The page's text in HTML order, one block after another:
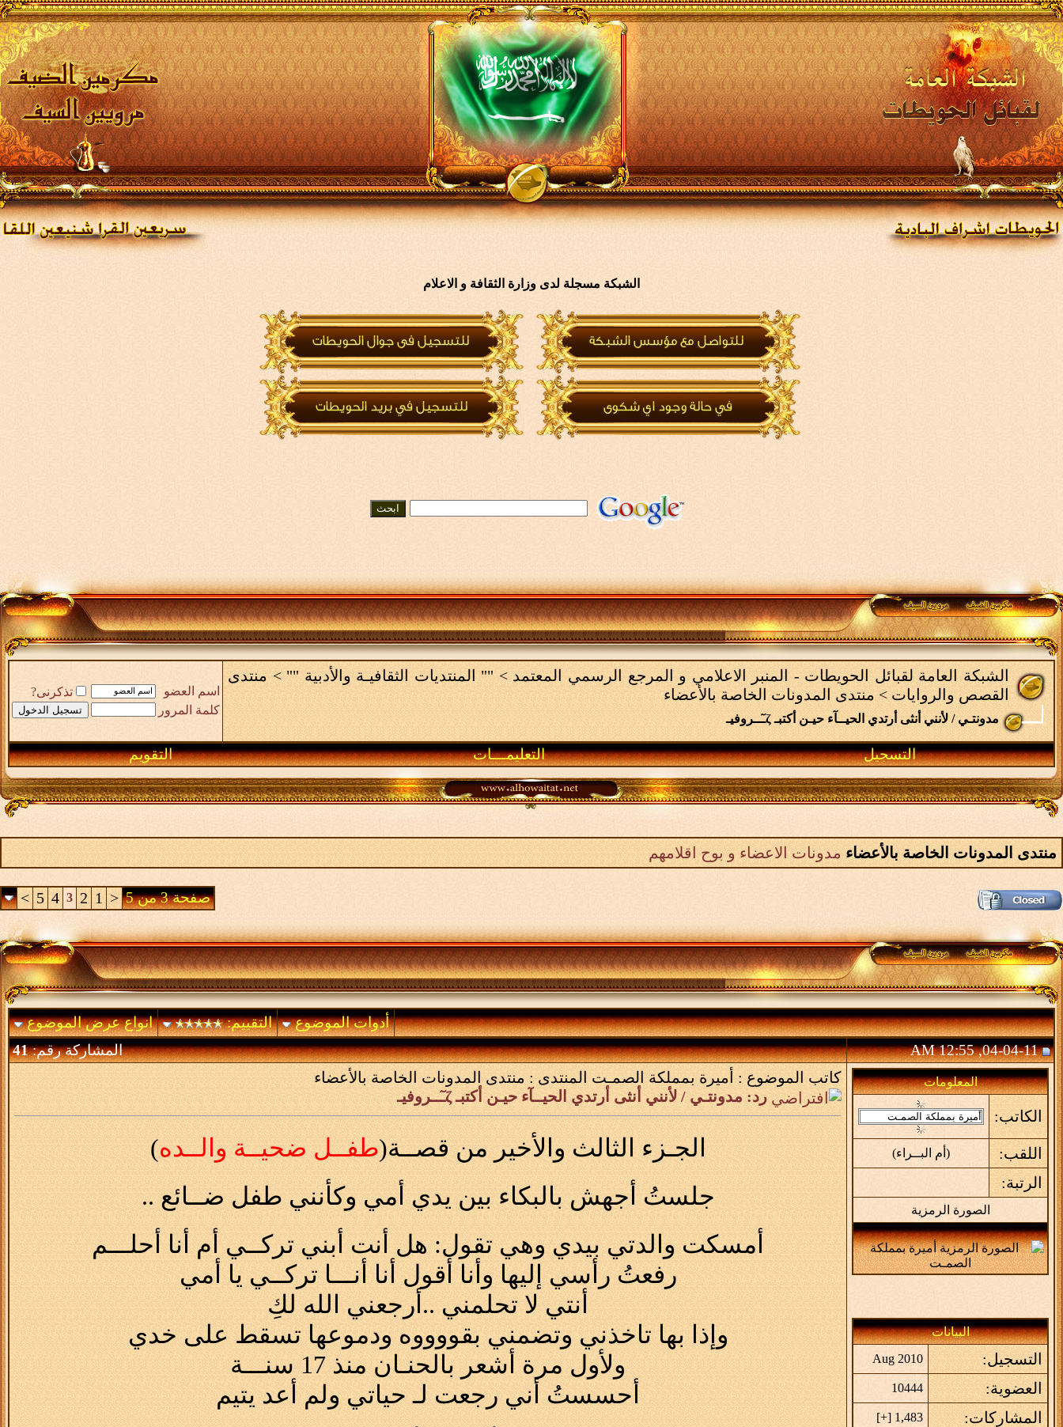
الشبكة مسجلة لدى وزارة الثقافة و الاعلام
الشبكة العامة لقبائل الحويطات - المنبر الاعلامي و المرجع الرسمي المعتمد > "" المنتديات الثقافيـة والأدبية "" > منتدى
القصص والروايات > منتدى المدونات الخاصة بالأعضاء
مدونتـي / لأنني أنثى أرتدي الحيــآء حيـن أكتبـ ζـٓــروفيـ
اسم العضو
تذكرنى?
كلمة المرور
التسجيل التعليمـــات التقويم
منتدى المدونات الخاصة بالأعضاء مدونات الاعضاء و بوح اقلامهم
صفحة 3 من 5 <
1
2
3
4
5
>
أدوات الموضوع التقييم:
انواع عرض الموضوع
04-04-11, 12:55 AM
المشاركة رقم:41
المعلومات
الكاتب:
اللقب: (أم البــراء)
الرتبة:
الصورة الرمزية
البيانات
التسجيل: Aug 2010
العضوية: 10444
المشاركات: 1,483 [
+
]
كاتب الموضوع : أميرة بمملكة الصمـت المنتدى : منتدى المدونات الخاصة بالأعضاء
رد: مدونتـي / لأنني أنثى أرتدي الحيــآء حيـن أكتبـ ζـٓــروفيـ
الجـزء الثالث والأخير من قصــة(طفــل ضحيــة والــده)
جلستُ أجهش بالبكاء بين يدي أمي وكأنني طفل ضــائع ..
أمسكت والدتي بيدي وهي تقول: هل أنت أبني تركــي أم أنا أحلـــم
رفعتُ رأسي إليها وأنا أقول أنا أنـــا تركــي يا أمي
أنتي لا تحلمني ..أرجعني الله لكِ
وإذا بها تاخذني وتضمني بقووووه ودموعها تسقط على خدي
ولأول مرة أشعر بالحنـان منذ 17 سنـــة
أحسستُ أني رجعت لـ حياتي ولم أعد يتيم